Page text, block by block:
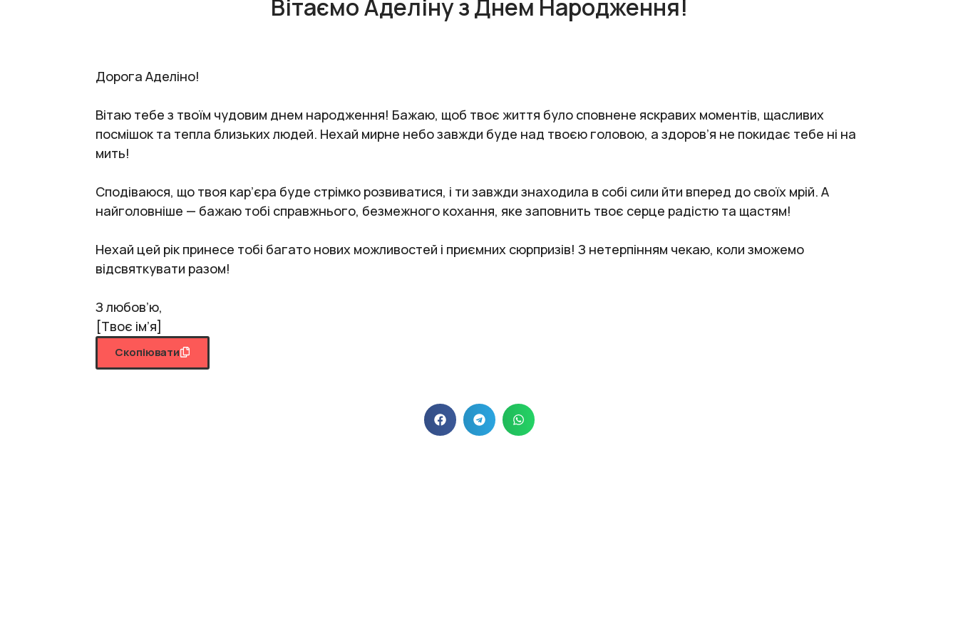
Вітаємо Аделіну з Днем Народження!
Дорога Аделіно!
Вітаю тебе з твоїм чудовим днем народження! Бажаю, щоб твоє життя було сповнене яскравих моментів, щасливих
посмішок та тепла близьких людей. Нехай мирне небо завжди буде над твоєю головою, а здоров’я не покидає тебе ні на
мить!
Сподіваюся, що твоя кар’єра буде стрімко розвиватися, і ти завжди знаходила в собі сили йти вперед до своїх мрій. А
найголовніше — бажаю тобі справжнього, безмежного кохання, яке заповнить твоє серце радістю та щастям!
Нехай цей рік принесе тобі багато нових можливостей і приємних сюрпризів! З нетерпінням чекаю, коли зможемо
відсвяткувати разом!
З любов’ю,
[Твоє ім’я]
Скопіювати